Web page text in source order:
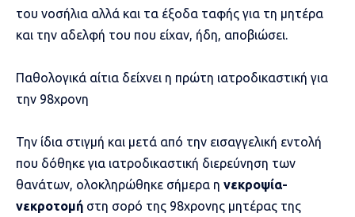
του νοσήλια αλλά και τα έξοδα ταφής για τη μητέρα
και την αδελφή του που είχαν, ήδη, αποβιώσει.
Παθολογικά αίτια δείχνει η πρώτη ιατροδικαστική για
την 98χρονη
Την ίδια στιγμή και μετά από την εισαγγελική εντολή
που δόθηκε για ιατροδικαστική διερεύνηση των
θανάτων, ολοκληρώθηκε σήμερα η νεκροψία-
νεκροτομή στη σορό της 98χρονης μητέρας της